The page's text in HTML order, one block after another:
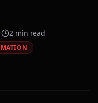
2 min read